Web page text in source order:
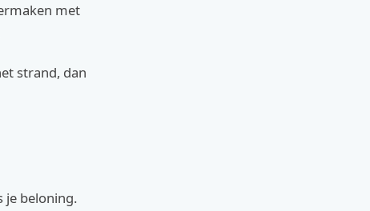
met
strand, dan
je beloning.